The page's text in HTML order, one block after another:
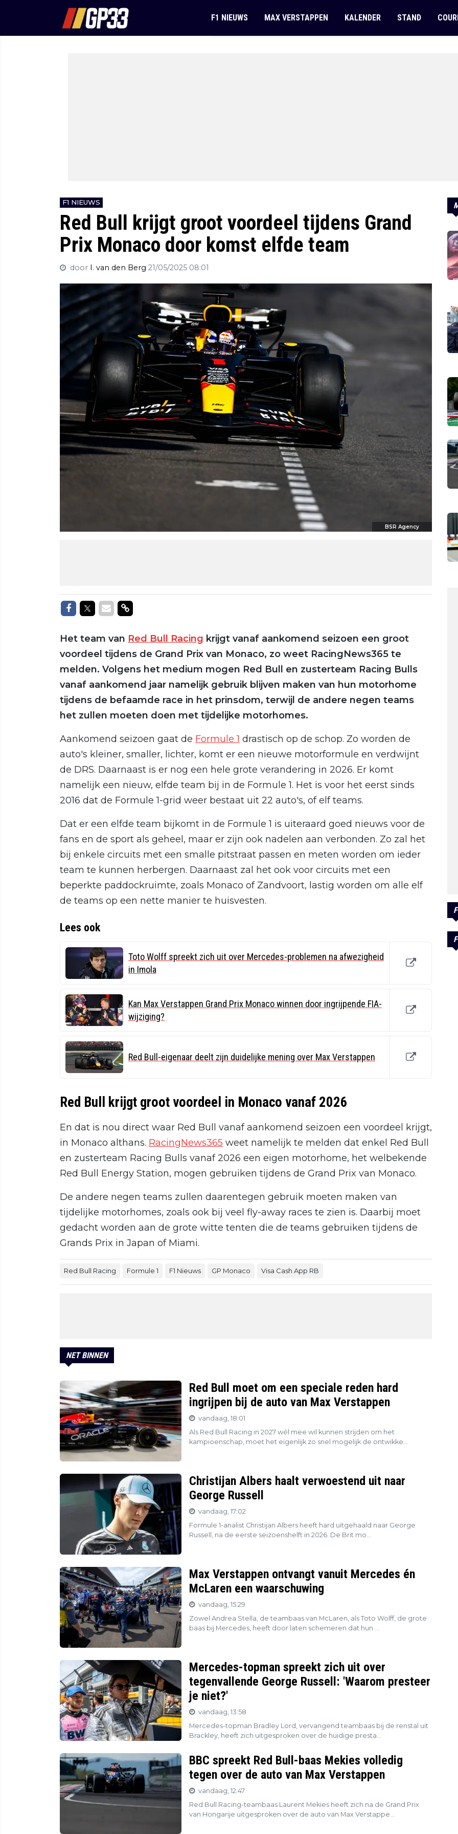
F1 NIEUWS MAX VERSTAPPEN KALENDER STAND
F1 NIEUWS
Red Bull krijgt groot voordeel tijdens Grand
Prix Monaco door komst elfde team
door I. van den Berg 21/05/2025 08:01
BSR Agency
Delen op Facebook
Delen op Twitter
Delen via Mail
Delen via link
Het team van Red Bull Racing krijgt vanaf aankomend seizoen een groot
voordeel tijdens de Grand Prix van Monaco, zo weet RacingNews365 te
melden. Volgens het medium mogen Red Bull en zusterteam Racing Bulls
vanaf aankomend jaar namelijk gebruik blijven maken van hun motorhome
tijdens de befaamde race in het prinsdom, terwijl de andere negen teams
het zullen moeten doen met tijdelijke motorhomes.
Aankomend seizoen gaat de Formule 1 drastisch op de schop. Zo worden de
auto's kleiner, smaller, lichter, komt er een nieuwe motorformule en verdwijnt
de DRS. Daarnaast is er nog een hele grote verandering in 2026. Er komt
namelijk een nieuw, elfde team bij in de Formule 1. Het is voor het eerst sinds
2016 dat de Formule 1-grid weer bestaat uit 22 auto's, of elf teams.
Dat er een elfde team bijkomt in de Formule 1 is uiteraard goed nieuws voor de
fans en de sport als geheel, maar er zijn ook nadelen aan verbonden. Zo zal het
bij enkele circuits met een smalle pitstraat passen en meten worden om ieder
team te kunnen herbergen. Daarnaast zal het ook voor circuits met een
beperkte paddockruimte, zoals Monaco of Zandvoort, lastig worden om alle elf
de teams op een nette manier te huisvesten.
Lees ook
Toto Wolff spreekt zich uit over Mercedes-problemen na afwezigheid
in Imola
Kan Max Verstappen Grand Prix Monaco winnen door ingrijpende FIA-
wijziging?
Red Bull-eigenaar deelt zijn duidelijke mening over Max Verstappen
Red Bull krijgt groot voordeel in Monaco vanaf 2026
En dat is nou direct waar Red Bull vanaf aankomend seizoen een voordeel krijgt,
in Monaco althans. RacingNews365 weet namelijk te melden dat enkel Red Bull
en zusterteam Racing Bulls vanaf 2026 een eigen motorhome, het welbekende
Red Bull Energy Station, mogen gebruiken tijdens de Grand Prix van Monaco.
De andere negen teams zullen daarentegen gebruik moeten maken van
tijdelijke motorhomes, zoals ook bij veel fly-away races te zien is. Daarbij moet
gedacht worden aan de grote witte tenten die de teams gebruiken tijdens de
Grands Prix in Japan of Miami.
Red Bull Racing Formule 1 F1 Nieuws GP Monaco Visa Cash App RB
NET BINNEN
Red Bull moet om een speciale reden hard
ingrijpen bij de auto van Max Verstappen
vandaag, 18:01
Als Red Bull Racing in 2027 wél mee wil kunnen strijden om het
kampioenschap, moet het eigenlijk zo snel mogelijk de ontwikke...
Christijan Albers haalt verwoestend uit naar
George Russell
vandaag, 17:02
Formule 1-analist Christijan Albers heeft hard uitgehaald naar George
Russell, na de eerste seizoenshelft in 2026. De Brit mo...
Max Verstappen ontvangt vanuit Mercedes én
McLaren een waarschuwing
vandaag, 15:29
Zowel Andrea Stella, de teambaas van McLaren, als Toto Wolff, de grote
baas bij Mercedes, heeft door laten schemeren dat hun ...
Mercedes-topman spreekt zich uit over
tegenvallende George Russell: 'Waarom presteer
je niet?'
vandaag, 13:58
Mercedes-topman Bradley Lord, vervangend teambaas bij de renstal uit
Brackley, heeft zich uitgesproken over de huidige presta...
BBC spreekt Red Bull-baas Mekies volledig
tegen over de auto van Max Verstappen
vandaag, 12:47
Red Bull Racing-teambaas Laurent Mekies heeft zich na de Grand Prix
van Hongarije uitgesproken over de auto van Max Verstappe...